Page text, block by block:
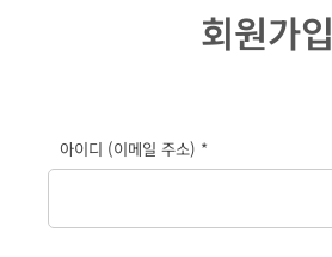
회원가입
아이디 (이메일 주소) *